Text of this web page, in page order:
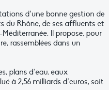
d’une bonne gestion de
du Rhône, de ses affluents et
Il propose, pour
rassemblées dans un
plans d’eau, eaux
à 2,56 milliards d’euros, soit